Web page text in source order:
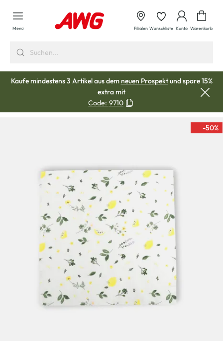
springen
Menü Filialen Wunschliste Konto Warenkorb
Kaufe mindestens 3 Artikel aus demneuen Prospektund spare 15%
extra mit
Code: 9710
-50%